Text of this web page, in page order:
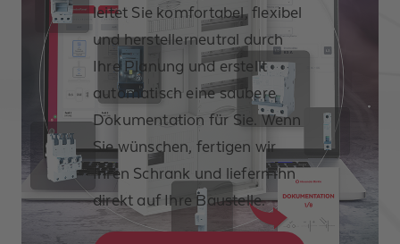
leitet Sie komfortabel, flexibel
und herstellerneutral durch
Ihre Planung und erstellt
automatisch eine saubere
Dokumentation für Sie. Wenn
Sie wünschen, fertigen wir
Ihren Schrank und liefern ihn
direkt auf Ihre Baustelle.